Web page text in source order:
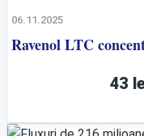
06.11.2025
Ravenol LTC
43